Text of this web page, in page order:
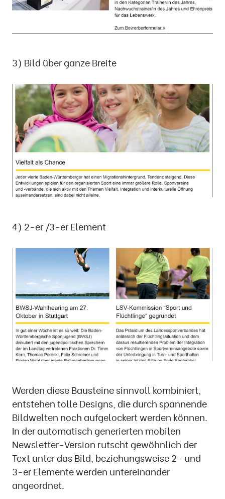
3) Bild über ganze Breite
4) 2-er /3-er Element
Werden diese Bausteine sinnvoll kombiniert,
entstehen tolle Designs, die durch spannende
Bildwelten noch aufgelockert werden können.
In der automatisch generierten mobilen
Newsletter-Version rutscht gewöhnlich der
Text unter das Bild, beziehungsweise 2- und
3-er Elemente werden untereinander
angeordnet.